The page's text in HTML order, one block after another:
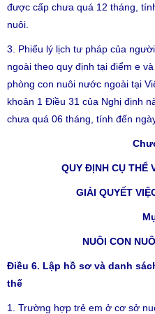
được cấp chưa quá 12 tháng,
nuôi.
3. Phiếu lý lịch tư pháp của
ngoài theo quy định tại điểm e
phòng con nuôi nước ngoài tại
khoản 1 Điều 31 của Nghị định
chưa quá 06 tháng, tính đến
QUY ĐỊNH CỤ THỂ
GIẢI QUYẾT
NUÔI CON
Điều 6. Lập hồ sơ và danh
thế
1. Trường hợp trẻ em ở cơ sở